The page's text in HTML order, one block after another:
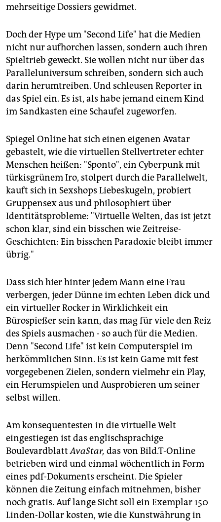
mehrseitige Dossiers gewidmet.
Doch der Hype um "Second Life" hat die Medien
nicht nur aufhorchen lassen, sondern auch ihren
Spieltrieb geweckt. Sie wollen nicht nur über das
Paralleluniversum schreiben, sondern sich auch
darin herumtreiben. Und schleusen Reporter in
das Spiel ein. Es ist, als habe jemand einem Kind
im Sandkasten eine Schaufel zugeworfen.
Spiegel Online hat sich einen eigenen Avatar
gebastelt, wie die virtuellen Stellvertreter echter
Menschen heißen: "Sponto", ein Cyberpunk mit
türkisgrünem Iro, stolpert durch die Parallelwelt,
kauft sich in Sexshops Liebeskugeln, probiert
Gruppensex aus und philosophiert über
Identitätsprobleme: "Virtuelle Welten, das ist jetzt
schon klar, sind ein bisschen wie Zeitreise-
Geschichten: Ein bisschen Paradoxie bleibt immer
übrig."
Dass sich hier hinter jedem Mann eine Frau
verbergen, jeder Dünne im echten Leben dick und
ein virtueller Rocker in Wirklichkeit ein
Bürospießer sein kann, das mag für viele den Reiz
des Spiels ausmachen - so auch für die Medien.
Denn "Second Life" ist kein Computerspiel im
herkömmlichen Sinn. Es ist kein Game mit fest
vorgegebenen Zielen, sondern vielmehr ein Play,
ein Herumspielen und Ausprobieren um seiner
selbst willen.
Am konsequentesten in die virtuelle Welt
eingestiegen ist das englischsprachige
BoulevardblattAvaStar, das von Bild.T-Online
betrieben wird und einmal wöchentlich in Form
eines pdf-Dokuments erscheint. Die Spieler
können die Zeitung einfach mitnehmen, bisher
noch gratis. Auf lange Sicht soll ein Exemplar 150
Linden-Dollar kosten, wie die Kunstwährung in